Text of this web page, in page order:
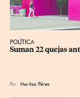
POLÍTICA
Suman 22 quejas
Por Maritza Pérez